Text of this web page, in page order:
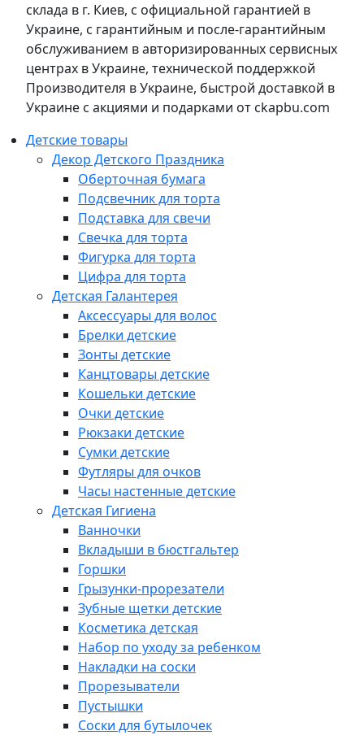
склада в г. Киев, с официальной гарантией в
Украине, с гарантийным и после-гарантийным
обслуживанием в авторизированных сервисных
центрах в Украине, технической поддержкой
Производителя в Украине, быстрой доставкой в
Украине с акциями и подарками от ckapbu.com
Детские товары
Декор Детского Праздника
Оберточная бумага
Подсвечник для торта
Подставка для свечи
Свечка для торта
Фигурка для торта
Цифра для торта
Детская Галантерея
Аксессуары для волос
Брелки детские
Зонты детские
Канцтовары детские
Кошельки детские
Очки детские
Рюкзаки детские
Сумки детские
Футляры для очков
Часы настенные детские
Детская Гигиена
Ванночки
Вкладыши в бюстгальтер
Горшки
Грызунки-прорезатели
Зубные щетки детские
Косметика детская
Набор по уходу за ребенком
Накладки на соски
Прорезыватели
Пустышки
Соски для бутылочек